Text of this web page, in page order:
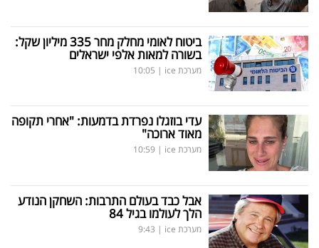
ביטוח לאומי מחלק מחר 335 מיליון שקל:
בשורה למאות אלפי ישראלים
מערכת ice |
10:05
עדי בוזגלו נפרדת בדמעות: "אחרי תקופה
מאוד ארוכה"
מערכת ice |
10:59
אבל כבד בעולם התרבות: השחקן הנודע
הלך לעולמו בגיל 84
מערכת ice |
9:43